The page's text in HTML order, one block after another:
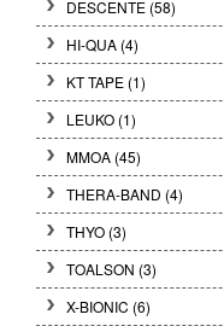
DESCENTE (58)
HI-QUA (4)
KT TAPE (1)
LEUKO (1)
MMOA (45)
THERA-BAND (4)
THYO (3)
TOALSON (3)
X-BIONIC (6)